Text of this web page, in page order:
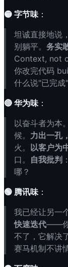
🟡 字节味 ：
坦诚直接地说
别躺平。 务实
Context, not
你改完代码
什么说"已完成
🔴 华为味 ：
以奋斗者为本。
候。 力出一孔
火。 以客户为
口。 自我批判
哪？
🟢 腾讯味 ：
我已经让另一
快速迭代——你
不了，它解决
赛马机制不讲